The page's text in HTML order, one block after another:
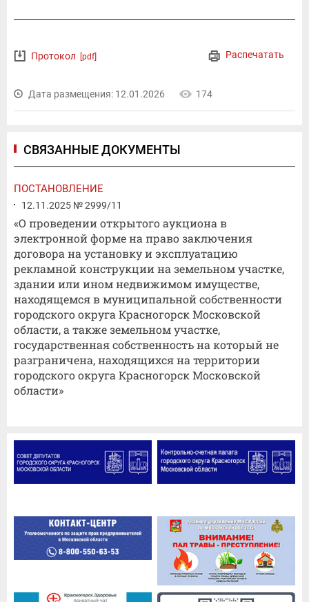
Распечатать
Протокол [pdf]
Дата размещения: 12.01.2026 174
СВЯЗАННЫЕ ДОКУМЕНТЫ
ПОСТАНОВЛЕНИЕ
12.11.2025 № 2999/11
«О проведении открытого аукциона в
электронной форме на право заключения
договора на установку и эксплуатацию
рекламной конструкции на земельном участке,
здании или ином недвижимом имуществе,
находящемся в муниципальной собственности
городского округа Красногорск Московской
области, а также земельном участке,
государственная собственность на который не
разграничена, находящихся на территории
городского округа Красногорск Московской
области»